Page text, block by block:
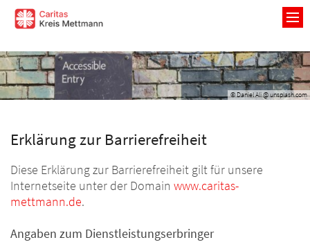
Zum Inhalt springen
© Daniel Ali @ unsplash.com
Erklärung zur Barrierefreiheit
Diese Erklärung zur Barrierefreiheit gilt für unsere
Internetseite unter der Domain www.caritas-
mettmann.de.
Angaben zum Dienstleistungserbringer